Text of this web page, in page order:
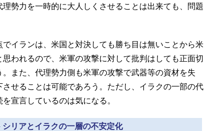
勢力を一時的に大人しくさせることは出来ても、問題
イランは、米国と対決しても勝ち目は無いことから米
われるので、米軍の攻撃に対して批判はしても正面切
また、代理勢力側も米軍の攻撃で武器等の資材を失
せることは可能であろう。ただし、イラクの一部の代
宣言しているのは気になる。
シリアとイラクの一層の不安定化